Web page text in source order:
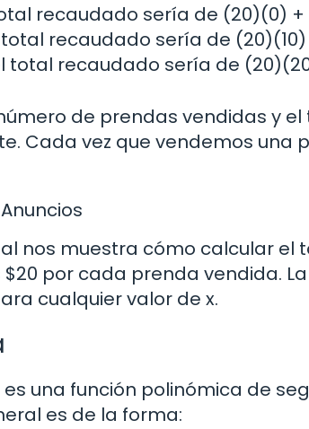
recaudado sería de (20)(0) +
recaudado sería de (20)(10)
total recaudado sería de
de prendas vendidas y el
Cada vez que vendemos una
Anuncios
nos muestra cómo calcular el
por cada prenda vendida.
cualquier valor de x.
una función polinómica de
es de la forma: